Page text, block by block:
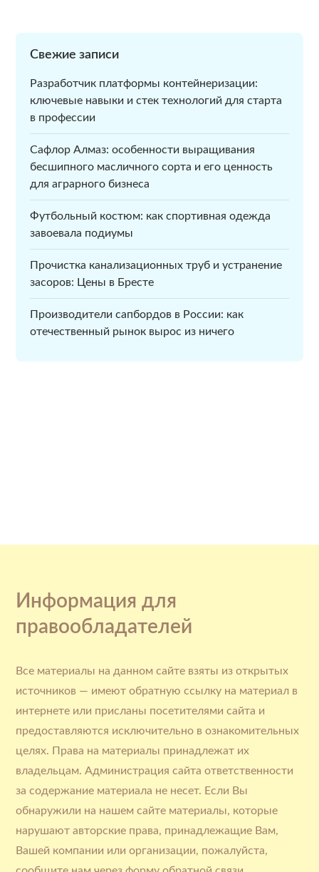
Свежие записи
Разработчик платформы контейнеризации:
ключевые навыки и стек технологий для старта
в профессии
Сафлор Алмаз: особенности выращивания
бесшипного масличного сорта и его ценность
для аграрного бизнеса
Футбольный костюм: как спортивная одежда
завоевала подиумы
Прочистка канализационных труб и устранение
засоров: Цены в Бресте
Производители сапбордов в России: как
отечественный рынок вырос из ничего
Информация для
правообладателей
Все материалы на данном сайте взяты из открытых
источников — имеют обратную ссылку на материал в
интернете или присланы посетителями сайта и
предоставляются исключительно в ознакомительных
целях. Права на материалы принадлежат их
владельцам. Администрация сайта ответственности
за содержание материала не несет. Если Вы
обнаружили на нашем сайте материалы, которые
нарушают авторские права, принадлежащие Вам,
Вашей компании или организации, пожалуйста,